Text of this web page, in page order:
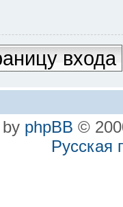
входа
phpBB ©
Русская